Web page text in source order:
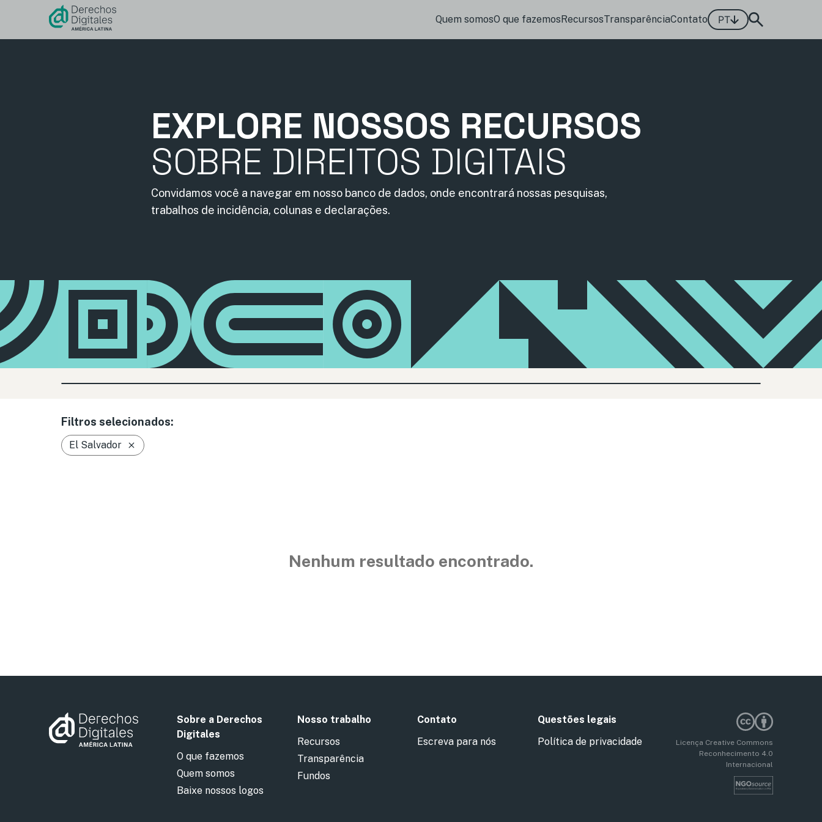
Quem somosO que fazemosRecursosTransparênciaContato PT
EXPLORE NOSSOS RECURSOS
SOBRE DIREITOS DIGITAIS
Convidamos você a navegar em nosso banco de dados, onde encontrará nossas pesquisas,
trabalhos de incidência, colunas e declarações.
Filtros selecionados:
El Salvador
Nenhum resultado encontrado.
Sobre a Derechos
Digitales
O que fazemos
Quem somos
Baixe nossos logos
Nosso trabalho
Recursos
Transparência
Fundos
Contato
Escreva para nós
Questões legais
Política de privacidade
Licença Creative Commons
Reconhecimento 4.0
Internacional